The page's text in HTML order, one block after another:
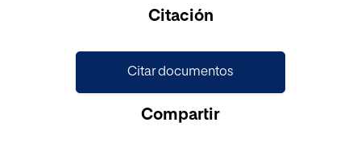
Citación
Citar documentos
Compartir